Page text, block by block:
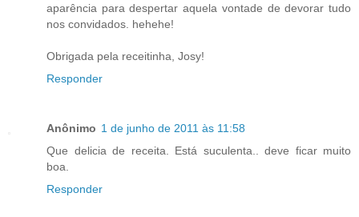
aparência para despertar aquela vontade de devorar tudo
nos convidados. hehehe!
Obrigada pela receitinha, Josy!
Responder
Anônimo 1 de junho de 2011 às 11:58
Que delicia de receita. Está suculenta.. deve ficar muito
boa.
Responder